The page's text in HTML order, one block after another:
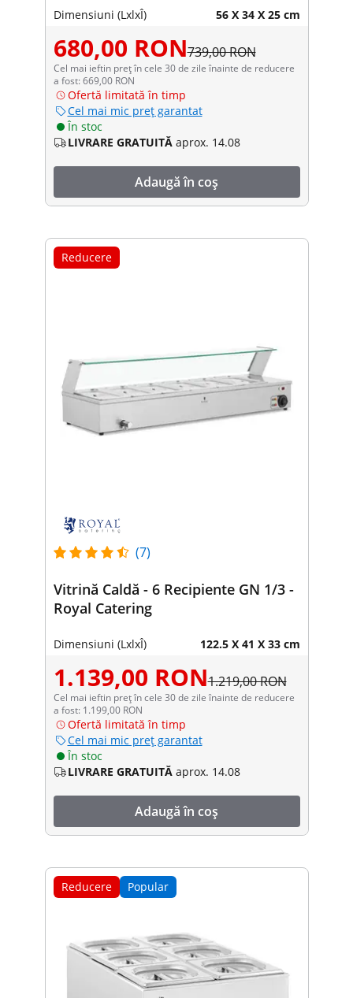
Dimensiuni (LxlxÎ) 56 X 34 X 25 cm
680,00 RON739,00 RON
Cel mai ieftin preț în cele 30 de zile înainte de reducere
a fost: 669,00 RON
Ofertă limitată în timp
Cel mai mic preț garantat
În stoc
LIVRARE GRATUITĂ aprox. 14.08
Adaugă în coș
Reducere
(7)
Vitrină Caldă - 6 Recipiente GN 1/3 -
Royal Catering
Dimensiuni (LxlxÎ) 122.5 X 41 X 33 cm
1.139,00 RON1.219,00 RON
Cel mai ieftin preț în cele 30 de zile înainte de reducere
a fost: 1.199,00 RON
Ofertă limitată în timp
Cel mai mic preț garantat
În stoc
LIVRARE GRATUITĂ aprox. 14.08
Adaugă în coș
Reducere Popular